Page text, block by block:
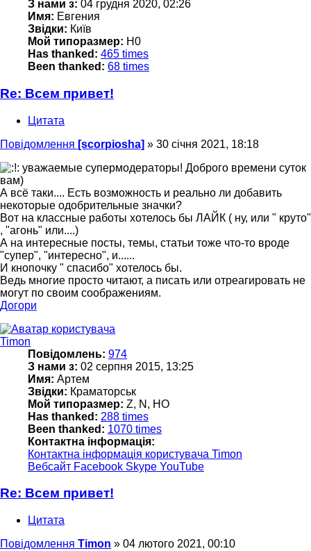
З нами з: 04 грудня 2020, 02:26
Имя: Евгения
Звідки: Київ
Мой типоразмер: Н0
Has thanked: 465 times
Been thanked: 68 times
Re: Всем привет!
Цитата
Повідомлення [scorpiosha] » 30 січня 2021, 18:18
уважаемые супермодераторы! Доброго времени суток
вам)
А всё таки.... Есть возможность и реально ли добавить
некоторые одобрительные значки?
Вот на классные работы хотелось бы ЛАЙК ( ну, или " круто"
, "агонь" или....)
А на интересные посты, темы, статьи тоже что-то вроде
"супер", "интересно", и......
И кнопочку " спасибо" хотелось бы.
Ведь многие просто читают, а писать или отреагировать не
могут по своим соображениям.
Догори
Timon
Повідомлень: 974
З нами з: 02 серпня 2015, 13:25
Имя: Артем
Звідки: Краматорськ
Мой типоразмер: Z, N, HO
Has thanked: 288 times
Been thanked: 1070 times
Контактна інформація:
Контактна інформація користувача Timon
Вебсайт Facebook Skype YouTube
Re: Всем привет!
Цитата
Повідомлення Timon » 04 лютого 2021, 00:10